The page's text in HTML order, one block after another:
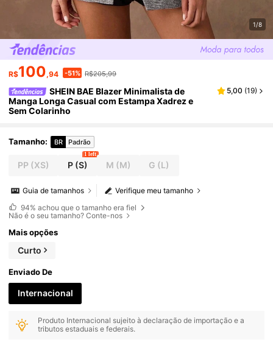
1/8
R$100,94 -51% R$205,99
SHEIN BAE Blazer Minimalista de
Manga Longa Casual com Estampa Xadrez e
Sem Colarinho
5,00 (19)
Tamanho: BR Padrão
PP (XS) P(S)
1 left
M (M) G (L)
Verifique meu tamanho
Guia de tamanhos
94% achou que o tamanho era fiel
Não é o seu tamanho? Conte-nos
Mais opções
Curto
Enviado De
Internacional
Produto Internacional sujeito à declaração de importação e a
tributos estaduais e federais.